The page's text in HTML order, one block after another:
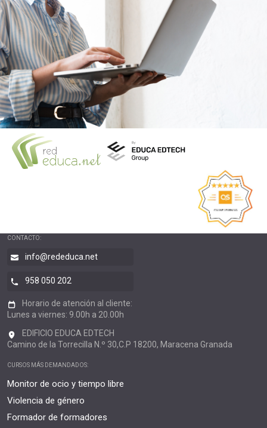
CONTACTO:
info@rededuca.net
958 050 202
Horario de atención al cliente:
Lunes a viernes: 9.00h a 20.00h
EDIFICIO EDUCA EDTECH
Camino de la Torrecilla N.º 30,C.P 18200, Maracena Granada
CURSOS MÁS DEMANDADOS:
Monitor de ocio y tiempo libre
Violencia de género
Formador de formadores